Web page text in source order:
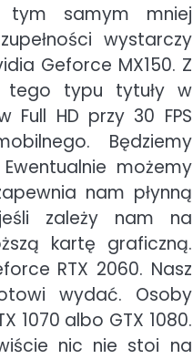
tym samym mniej
wystarczy
Geforce MX150. Z
tego typu tytuły w
Full HD przy 30 FPS
Będziemy
możemy
nam płynną
zależy nam na
kartę graficzną.
RTX 2060. Nasz
wydać. Osoby
1070 albo GTX 1080.
nic nie stoi na